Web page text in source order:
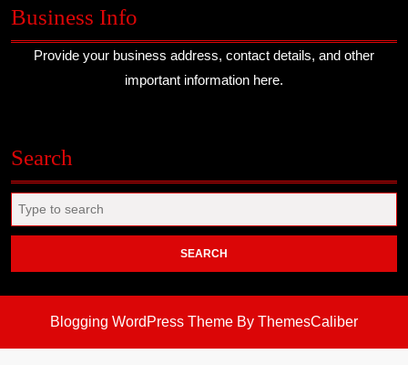
Business Info
Provide your business address, contact details, and other
important information here.
Search
for:
Blogging WordPress Theme By ThemesCaliber